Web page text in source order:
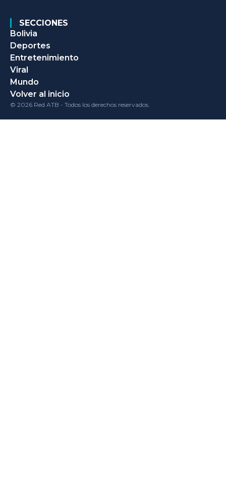
SECCIONES
Bolivia
Deportes
Entretenimiento
Viral
Mundo
Volver al inicio
© 2026 Red ATB - Todos los derechos reservados.